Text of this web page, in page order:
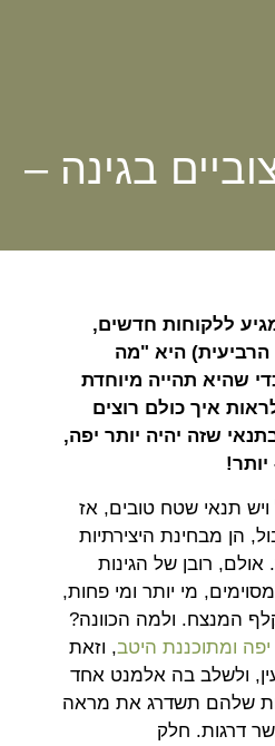
בגינה –
ללקוחות חדשים,
היא "מה
שהיא תהייה מיוחדת
איך כולם רוצים
שזה יהיה יותר יפה,
תנאי שטח טובים, אז
הן מבחינת היצירתיות
אולם, רובן של הגינות
מי יותר ומי פחות,
המנצח. ולמה הכוונה?
יפה ומתוכננת היטב, וזאת
ולשלב בה אלמנט אחד
שלהם תשדרג את מראה
דרגות. חלק